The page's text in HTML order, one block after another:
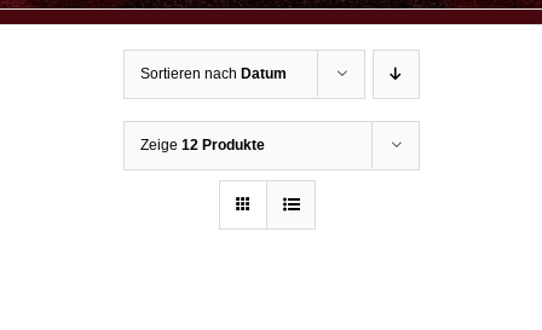
Sortieren nach Datum
Zeige 12 Produkte